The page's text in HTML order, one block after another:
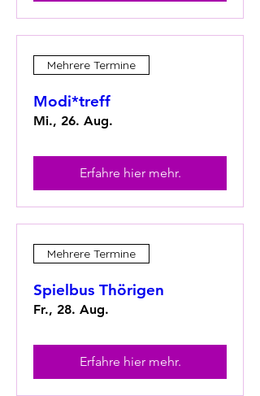
Mehrere Termine
Modi*treff
Mi., 26. Aug.
Erfahre hier mehr.
Mehrere Termine
Spielbus Thörigen
Fr., 28. Aug.
Erfahre hier mehr.